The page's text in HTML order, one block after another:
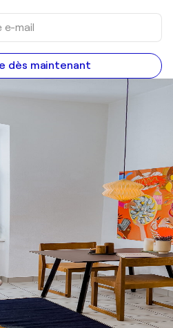
dès maintenant